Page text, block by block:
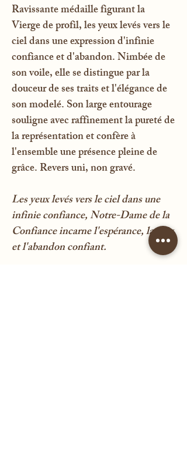
Ravissante médaille figurant la
Vierge de profil, les yeux levés vers le
ciel dans une expression d'infinie
confiance et d'abandon. Nimbée de
son voile, elle se distingue par la
douceur de ses traits et l'élégance de
son modelé. Son large entourage
souligne avec raffinement la pureté de
la représentation et confère à
l'ensemble une présence pleine de
grâce. Revers uni, non gravé.
Les yeux levés vers le ciel dans une
infinie confiance, Notre-Dame de la
Confiance incarne l'espérance, la paix
et l'abandon confiant.